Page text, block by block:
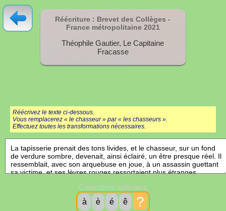
Réécriture : Brevet des Collèges -
France métropolitaine 2021
Théophile Gautier, Le Capitaine
Fracasse
Réécrivez le texte ci-dessous.
Vous remplacerez « le chasseur » par « les chasseurs ».
Effectuez toutes les transformations nécessaires.
Caractères spéciaux
à
è é ê ?